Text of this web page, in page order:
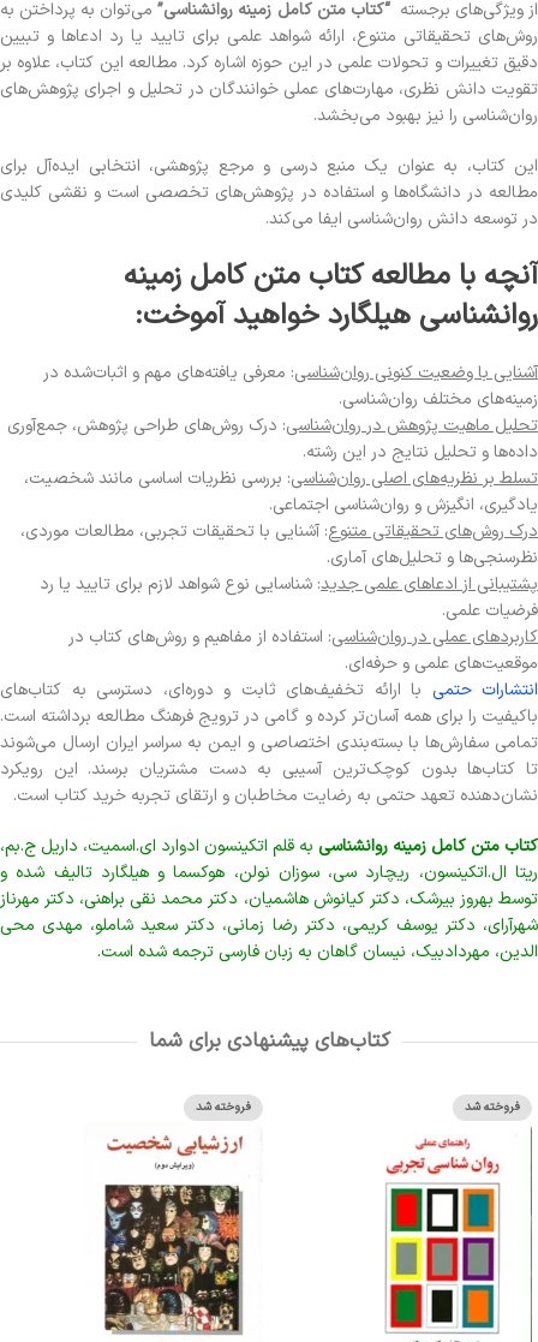
از ویژگی‌های برجسته“کتاب متن کامل زمینه روانشناسی”می‌توان به پرداختن به
روش‌های تحقیقاتی متنوع، ارائه شواهد علمی برای تایید یا رد ادعاها و تبیین
دقیق تغییرات و تحولات علمی در این حوزه اشاره کرد. مطالعه این کتاب، علاوه بر
تقویت دانش نظری، مهارت‌های عملی خوانندگان در تحلیل و اجرای پژوهش‌های
روان‌شناسی را نیز بهبود می‌بخشد.
این کتاب، به عنوان یک منبع درسی و مرجع پژوهشی، انتخابی ایده‌آل برای
مطالعه در دانشگاه‌ها و استفاده در پژوهش‌های تخصصی است و نقشی کلیدی
در توسعه دانش روان‌شناسی ایفا می‌کند.
آنچه با مطالعه کتاب متن کامل زمینه
روانشناسی هیلگارد خواهید آموخت:
آشنایی با وضعیت کنونی روان‌شناسی: معرفی یافته‌های مهم و اثبات‌شده در
زمینه‌های مختلف روان‌شناسی.
تحلیل ماهیت پژوهش در روان‌شناسی: درک روش‌های طراحی پژوهش، جمع‌آوری
داده‌ها و تحلیل نتایج در این رشته.
تسلط بر نظریه‌های اصلی روان‌شناسی: بررسی نظریات اساسی مانند شخصیت،
یادگیری، انگیزش و روان‌شناسی اجتماعی.
درک روش‌های تحقیقاتی متنوع: آشنایی با تحقیقات تجربی، مطالعات موردی،
نظرسنجی‌ها و تحلیل‌های آماری.
پشتیبانی از ادعاهای علمی جدید: شناسایی نوع شواهد لازم برای تایید یا رد
فرضیات علمی.
کاربردهای عملی در روان‌شناسی: استفاده از مفاهیم و روش‌های کتاب در
موقعیت‌های علمی و حرفه‌ای.
انتشارات حتمی با ارائه تخفیف‌های ثابت و دوره‌ای، دسترسی به کتاب‌های
باکیفیت را برای همه آسان‌تر کرده و گامی در ترویج فرهنگ مطالعه برداشته است.
تمامی سفارش‌ها با بسته‌بندی اختصاصی و ایمن به سراسر ایران ارسال می‌شوند
تا کتاب‌ها بدون کوچک‌ترین آسیبی به دست مشتریان برسند. این رویکرد
نشان‌دهنده تعهد حتمی به رضایت مخاطبان و ارتقای تجربه خرید کتاب است.
کتاب متن کامل زمینه روانشناسی به قلم اتکینسون ادوارد ای.اسمیت، داریل ج.بم،
ریتا ال.اتکینسون، ریچارد سی، سوزان نولن، هوکسما و هیلگارد تالیف شده و
توسط بهروز بیرشک، دکتر کیانوش هاشمیان، دکتر محمد نقی براهنی، دکتر مهرناز
شهرآرای، دکتر یوسف کریمی، دکتر رضا زمانی، دکتر سعید شاملو، مهدی محی
الدین، مهردادبیک، نیسان گاهان به زبان فارسی ترجمه شده است.
کتاب‌های پیشنهادی برای شما
فروخته شد فروخته شد